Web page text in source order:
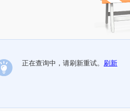
正在查询中，请刷新重试。 刷新